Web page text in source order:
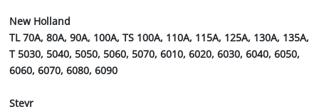
New Holland
TL 70A, 80A, 90A, 100A, TS 100A, 110A, 115A, 125A, 130A, 135A,
T 5030, 5040, 5050, 5060, 5070, 6010, 6020, 6030, 6040, 6050,
6060, 6070, 6080, 6090
Steyr